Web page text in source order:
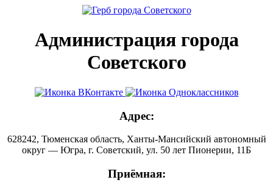
Администрация города
Советского
Адрес:
628242, Тюменская область, Ханты-Мансийский автономный
округ — Югра, г. Советский, ул. 50 лет Пионерии, 11Б
Приёмная: